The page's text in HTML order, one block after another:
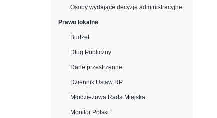
Osoby wydające decyzje administracyjne
Prawo lokalne
Budżet
Dług Publiczny
Dane przestrzenne
Dziennik Ustaw RP
Młodzieżowa Rada Miejska
Monitor Polski